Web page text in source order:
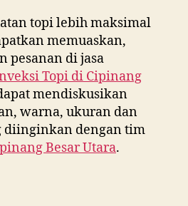
topi lebih maksimal
memuaskan,
pesanan di jasa
Topi di Cipinang
mendiskusikan
warna, ukuran dan
diinginkan dengan tim
Besar Utara.